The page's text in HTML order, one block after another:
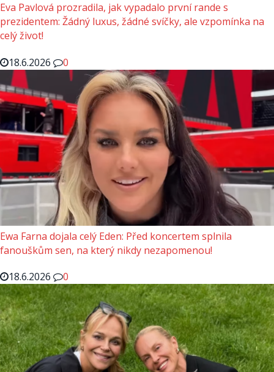
Eva Pavlová prozradila, jak vypadalo první rande s
prezidentem: Žádný luxus, žádné svíčky, ale vzpomínka na
celý život!
18.6.2026
0
Ewa Farna dojala celý Eden: Před koncertem splnila
fanouškům sen, na který nikdy nezapomenou!
18.6.2026
0